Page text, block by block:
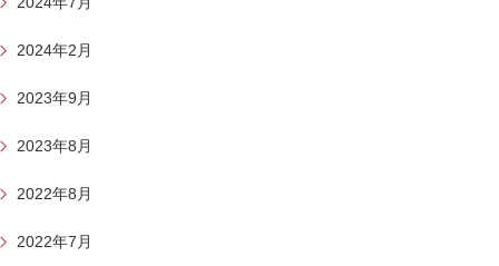
2024年2月
2023年9月
2023年8月
2022年8月
2022年7月